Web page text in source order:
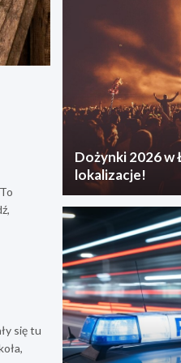
się tu
Dożynki 2026 w
lokalizacje!